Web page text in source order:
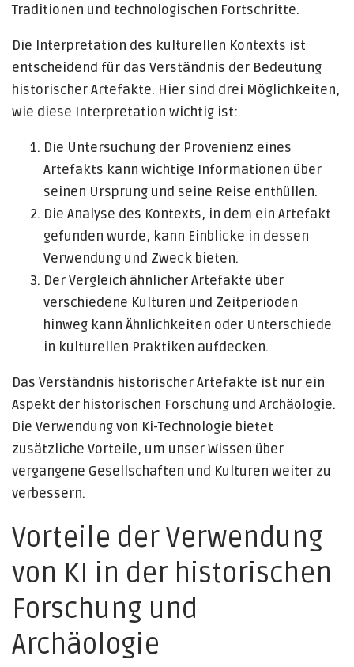
Traditionen und technologischen Fortschritte.
Die Interpretation des kulturellen Kontexts ist
entscheidend für das Verständnis der Bedeutung
historischer Artefakte. Hier sind drei Möglichkeiten,
wie diese Interpretation wichtig ist:
Die Untersuchung der Provenienz eines
Artefakts kann wichtige Informationen über
seinen Ursprung und seine Reise enthüllen.
Die Analyse des Kontexts, in dem ein Artefakt
gefunden wurde, kann Einblicke in dessen
Verwendung und Zweck bieten.
Der Vergleich ähnlicher Artefakte über
verschiedene Kulturen und Zeitperioden
hinweg kann Ähnlichkeiten oder Unterschiede
in kulturellen Praktiken aufdecken.
Das Verständnis historischer Artefakte ist nur ein
Aspekt der historischen Forschung und Archäologie.
Die Verwendung von Ki-Technologie bietet
zusätzliche Vorteile, um unser Wissen über
vergangene Gesellschaften und Kulturen weiter zu
verbessern.
Vorteile der Verwendung
von KI in der historischen
Forschung und
Archäologie